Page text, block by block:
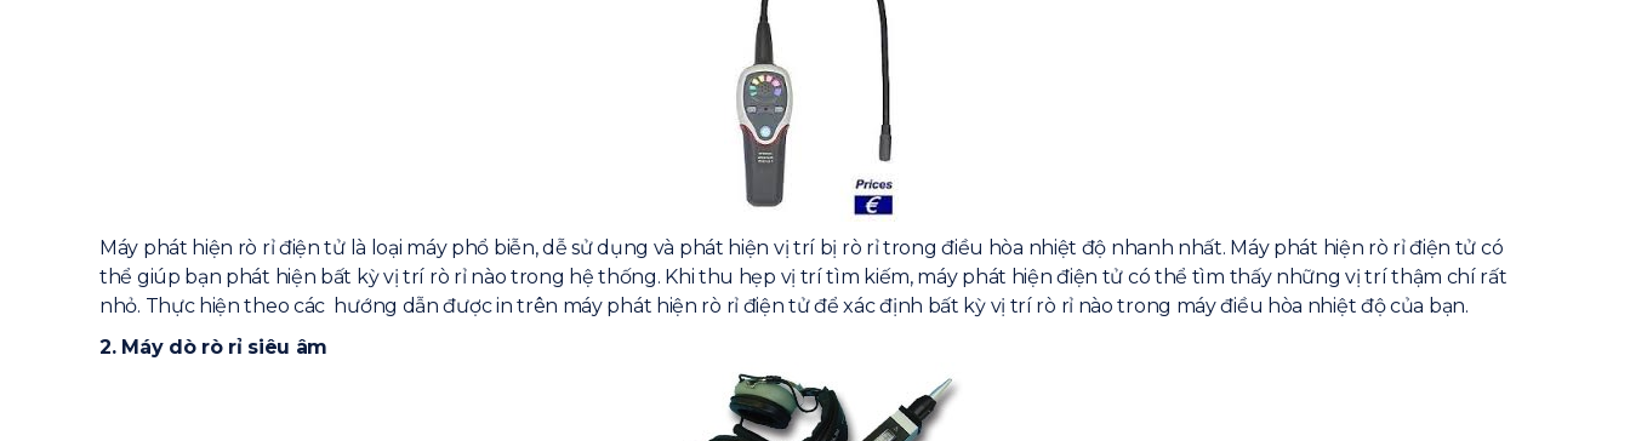
Máy phát hiện rò rỉ điện tử là loại máy phổ biễn, dễ sử dụng và phát hiện vị trí bị rò rỉ trong điều hòa nhiệt độ nhanh nhất. Máy phát hiện rò rỉ điện tử có
thể giúp bạn phát hiện bất kỳ vị trí rò rỉ nào trong hệ thống. Khi thu hẹp vị trí tìm kiếm, máy phát hiện điện tử có thể tìm thấy những vị trí thậm chí rất
nhỏ. Thực hiện theo các hướng dẫn được in trên máy phát hiện rò rỉ điện tử để xác định bất kỳ vị trí rò rỉ nào trong máy điều hòa nhiệt độ của bạn.
2. Máy dò rò rỉ siêu âm